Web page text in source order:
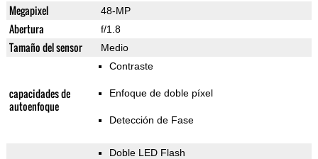
Megapixel 48-MP
Abertura f/1.8
Tamaño del sensor Medio
capacidades de
autoenfoque
Contraste
Enfoque de doble píxel
Detección de Fase
Doble LED Flash